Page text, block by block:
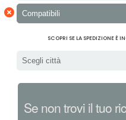
× Compatibili
SCOPRI SE LA SPEDIZIONE È
Scegli città
Se non trovi il tuo